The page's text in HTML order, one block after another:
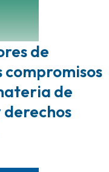
de
de
derechos